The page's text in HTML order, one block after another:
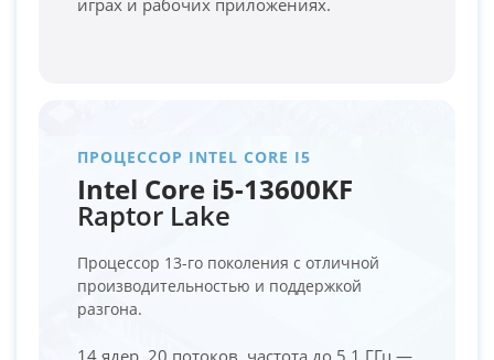
ПРОЦЕССОР INTEL CORE I5
Intel Core i5-13600KF
Raptor Lake
Процессор 13-го поколения с отличной
производительностью и поддержкой
разгона.
14 ядер, 20 потоков, частота до 5.1 ГГц —